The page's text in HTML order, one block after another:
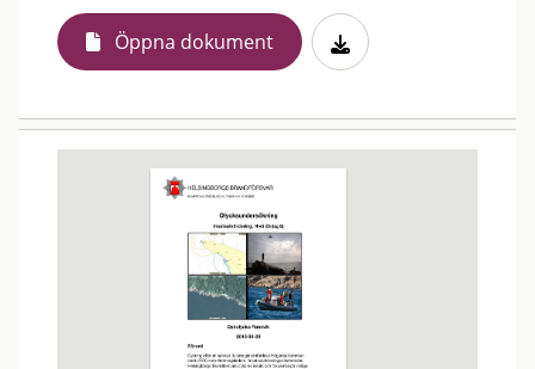
Öppna dokument